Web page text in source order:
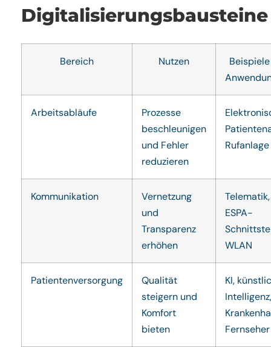
Digitalisierungsbausteine
Bereich Nutzen
Arbeitsabläufe
Prozesse
beschleunigen
und Fehler
reduzieren
Rufanlage
Kommunikation
Vernetzung
und
Transparenz
erhöhen
Telematik,
ESPA-
WLAN
Patientenversorgung
Qualität
steigern und
Komfort
bieten
KI,
Intelligenz,
Fernseher